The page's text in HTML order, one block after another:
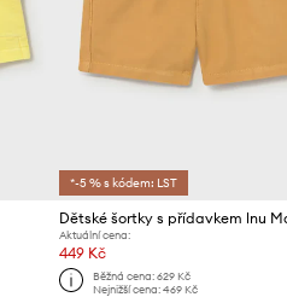
*-5 % s kódem: LST
Aktuální cena:
449 Kč
Běžná cena: 629 Kč
Nejnižší cena: 469 Kč